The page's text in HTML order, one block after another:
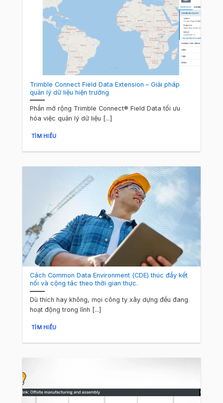
Trimble Connect Field Data Extension – Giải pháp
quản lý dữ liệu hiện trường
Phần mở rộng Trimble Connect® Field Data tối ưu
hóa việc quản lý dữ liệu [...]
TÌM HIỂU
Cách Common Data Environment (CDE) thúc đẩy kết
nối và cộng tác theo thời gian thực.
Dù thích hay không, mọi công ty xây dựng đều đang
hoạt động trong lĩnh [...]
TÌM HIỂU